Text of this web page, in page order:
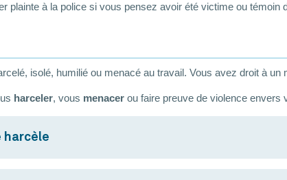
plainte à la police si vous pensez avoir été victime ou témoin
isolé, humilié ou menacé au travail. Vous avez droit à
harceler, vous menacer ou faire preuve de violence envers
harcèle